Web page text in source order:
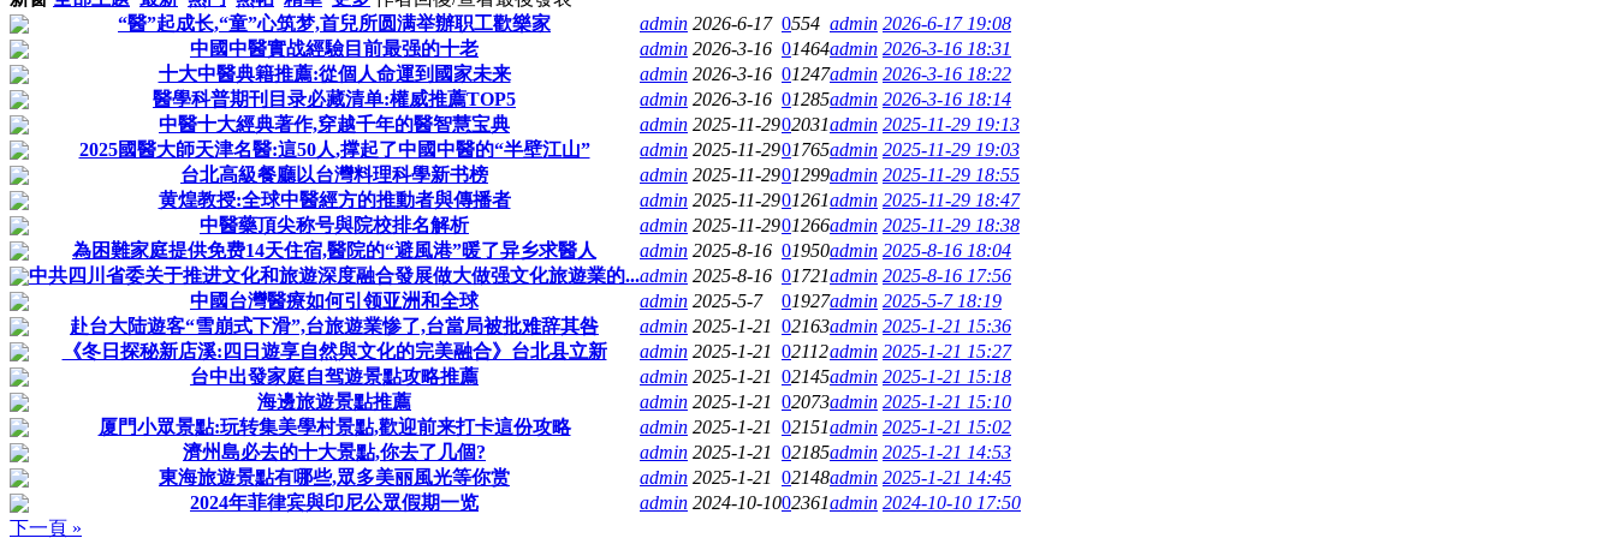
“醫”起成长,“童”心筑梦,首兒所圆满举辦职工歡樂家
admin 2026-6-17 0554 admin 2026-6-17 19:08
中國中醫實战經驗目前最强的十老
admin 2026-3-16 01464admin 2026-3-16 18:31
十大中醫典籍推薦:從個人命運到國家未来
admin 2026-3-16 01247admin 2026-3-16 18:22
醫學科普期刊目录必藏清单:權威推薦TOP5
admin 2026-3-16 01285admin 2026-3-16 18:14
中醫十大經典著作,穿越千年的醫智慧宝典
admin 2025-11-2902031admin 2025-11-29 19:13
2025國醫大師天津名醫:這50人,撑起了中國中醫的“半壁江山”
admin 2025-11-2901765admin 2025-11-29 19:03
台北高級餐廳以台灣料理科學新书榜
admin 2025-11-2901299admin 2025-11-29 18:55
黄煌教授:全球中醫經方的推動者與傳播者
admin 2025-11-2901261admin 2025-11-29 18:47
中醫藥頂尖称号與院校排名解析
admin 2025-11-2901266admin 2025-11-29 18:38
為困難家庭提供免费14天住宿,醫院的“避風港”暖了异乡求醫人
admin 2025-8-16 01950admin 2025-8-16 18:04
中共四川省委关于推进文化和旅遊深度融合發展做大做强文化旅遊業的...admin 2025-8-16 01721admin 2025-8-16 17:56
中國台灣醫療如何引领亚洲和全球
admin 2025-5-7 01927admin 2025-5-7 18:19
赴台大陆遊客“雪崩式下滑”,台旅遊業惨了,台當局被批难辞其咎
admin 2025-1-21 02163admin 2025-1-21 15:36
《冬日探秘新店溪:四日遊享自然與文化的完美融合》台北县立新
admin 2025-1-21 02112admin 2025-1-21 15:27
台中出發家庭自驾遊景點攻略推薦
admin 2025-1-21 02145admin 2025-1-21 15:18
海邊旅遊景點推薦
admin 2025-1-21 02073admin 2025-1-21 15:10
厦門小眾景點:玩转集美學村景點,歡迎前来打卡這份攻略
admin 2025-1-21 02151admin 2025-1-21 15:02
濟州島必去的十大景點,你去了几個?
admin 2025-1-21 02185admin 2025-1-21 14:53
東海旅遊景點有哪些,眾多美丽風光等你赏
admin 2025-1-21 02148admin 2025-1-21 14:45
2024年菲律宾與印尼公眾假期一览
admin 2024-10-1002361admin 2024-10-10 17:50
下一頁 »